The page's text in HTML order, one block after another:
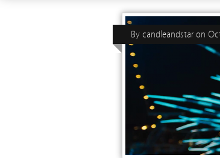
By candleandstar on